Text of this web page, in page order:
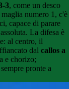
3, come un desco
numero 1, c'è
capace di parare
La difesa è
al centro, il
dal callos a
e chorizo;
pronte a